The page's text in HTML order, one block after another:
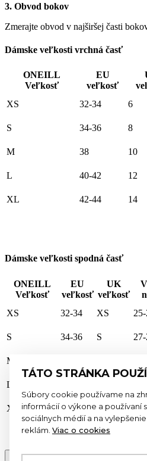
3. Obvod bokov
Zmerajte obvod v najširšej časti
Dámske veľkosti vrchná časť
ONEILL
Veľkosť
EU
veľkosť
XS 32-34 6
S
34-36 8
M
38 10
L
40-42 12
XL
42-44 14
Dámske veľkosti spodná časť
ONEILL
Veľkosť
EU
veľkosť
UK
veľkosť
XS
32-34 XS
S 34-36 S
M
L
XL
42-44 XL
TÁTO STRÁNKA
Súbory cookie používame na
informácií o výkone a používaní
sociálnych médií a na
reklám. Viac o cookies